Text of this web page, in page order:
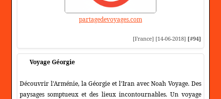
partagedevoyages.com
[France] [14-06-2018] [#94]
Voyage Géorgie
Découvrir l'Arménie, la Géorgie et l'Iran avec Noah Voyage. Des
paysages somptueux et des lieux incontournables. Un voyage